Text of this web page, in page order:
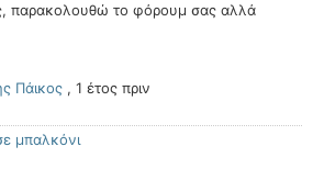
παρακολουθώ το φόρουμ σας αλλά
Πάικος , 1 έτος πριν
μπαλκόνι